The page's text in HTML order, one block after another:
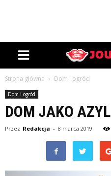
Strona główna Dom i ogród
Dom i ogród
DOM JAKO AZYL
Przez Redakcja - 8 marca 2019